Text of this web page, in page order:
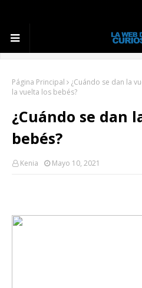
Página Principal ¿Cuándo se dan la
la vuelta los bebés?
¿Cuándo se dan
bebés?
Kenia Mayo 10, 2021